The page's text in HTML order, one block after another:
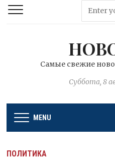
Самые свежие
Суббота, 8
MENU
ПОЛИТИКА